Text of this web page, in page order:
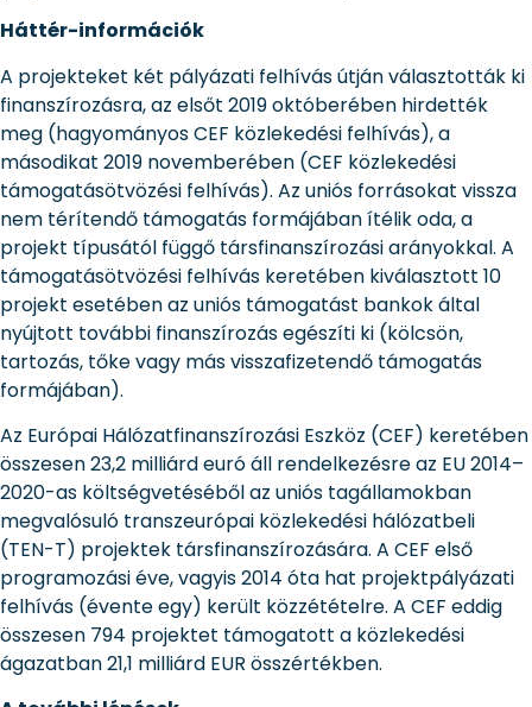
Háttér-információk
A projekteket két pályázati felhívás útján választották ki
finanszírozásra, az elsőt 2019 októberében hirdették
meg (hagyományos CEF közlekedési felhívás), a
másodikat 2019 novemberében (CEF közlekedési
támogatásötvözési felhívás). Az uniós forrásokat vissza
nem térítendő támogatás formájában ítélik oda, a
projekt típusától függő társfinanszírozási arányokkal. A
támogatásötvözési felhívás keretében kiválasztott 10
projekt esetében az uniós támogatást bankok által
nyújtott további finanszírozás egészíti ki (kölcsön,
tartozás, tőke vagy más visszafizetendő támogatás
formájában).
Az Európai Hálózatfinanszírozási Eszköz (CEF) keretében
összesen 23,2 milliárd euró áll rendelkezésre az EU 2014–
2020-as költségvetéséből az uniós tagállamokban
megvalósuló transzeurópai közlekedési hálózatbeli
(TEN-T) projektek társfinanszírozására. A CEF első
programozási éve, vagyis 2014 óta hat projektpályázati
felhívás (évente egy) került közzétételre. A CEF eddig
összesen 794 projektet támogatott a közlekedési
ágazatban 21,1 milliárd EUR összértékben.